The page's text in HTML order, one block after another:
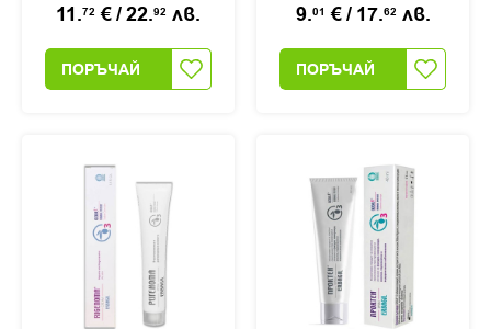
11.72 €/22.92 лв.
ПОРЪЧАЙ
9.01 €/ 17.62 лв.
ПОРЪЧАЙ